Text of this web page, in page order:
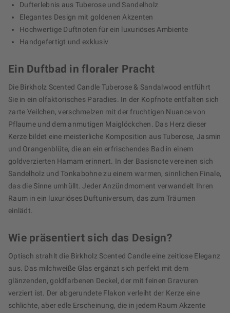
Dufterlebnis aus Tuberose und Sandelholz
Elegantes Design mit goldenen Akzenten
Hochwertige Duftnoten für ein luxuriöses Ambiente
Handgefertigt und exklusiv
Ein Duftbad in floraler Pracht
Die Birkholz Scented Candle Tuberose & Sandalwood entführt
Sie in ein olfaktorisches Paradies. In der Kopfnote entfalten sich
zarte Veilchen, verschmelzen mit der fruchtigen Nuance von
Pflaume und dem anmutigen Maiglöckchen. Das Herz dieser
Kerze bildet eine meisterliche Komposition aus Tuberose, Jasmin
und Orangenblüte, die an ein erfrischendes Bad in einem
goldverzierten Hamam erinnert. In der Basisnote vereinen sich
Sandelholz und Tonkabohne zu einem warmen, sinnlichen Finale,
das die Sinne umhüllt. Jeder Anzündmoment verwandelt Ihren
Raum in ein luxuriöses Duftuniversum, das zum Träumen
einlädt.
Wie präsentiert sich das Design?
Optisch strahlt die Birkholz Scented Candle eine zeitlose Eleganz
aus. Das milchweiße Glas ergänzt sich perfekt mit dem
glänzenden, goldfarbenen Deckel, der mit feinen Gravuren
verziert ist. Der abgerundete Flakon verleiht der Kerze eine
schlichte, aber edle Erscheinung, die in jedem Raum Akzente